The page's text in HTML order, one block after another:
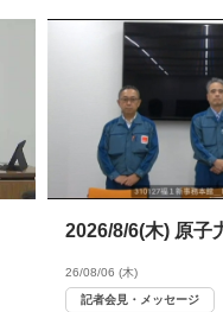
2026/8/6(木) 原子
26/08/06 (木)
記者会見・メッセージ